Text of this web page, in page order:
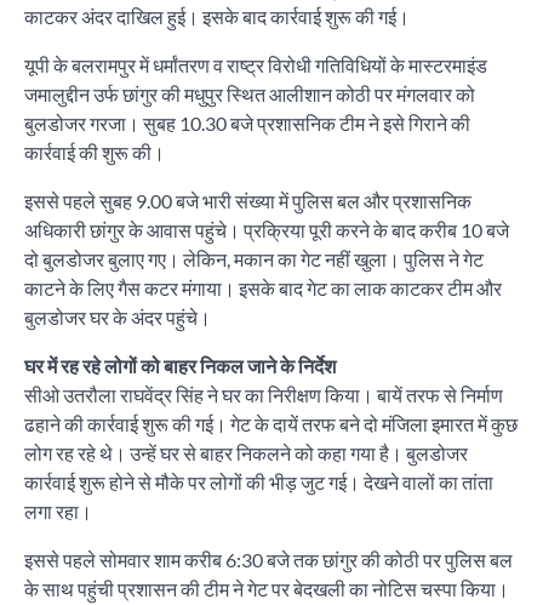
काटकर अंदर दाखिल हुई। इसके बाद कार्रवाई शुरू की गई।
यूपी के बलरामपुर में धर्मांतरण व राष्ट्र विरोधी गतिविधियों के मास्टरमाइंड
जमालुद्दीन उर्फ छांगुर की मधुपुर स्थित आलीशान कोठी पर मंगलवार को
बुलडोजर गरजा। सुबह 10.30 बजे प्रशासनिक टीम ने इसे गिराने की
कार्रवाई की शुरू की।
इससे पहले सुबह 9.00 बजे भारी संख्या में पुलिस बल और प्रशासनिक
अधिकारी छांगुर के आवास पहुंचे। प्रक्रिया पूरी करने के बाद करीब 10 बजे
दो बुलडोजर बुलाए गए। लेकिन, मकान का गेट नहीं खुला। पुलिस ने गेट
काटने के लिए गैस कटर मंगाया। इसके बाद गेट का लाक काटकर टीम और
बुलडोजर घर के अंदर पहुंचे।
घर में रह रहे लोगों को बाहर निकल जाने के निर्देश
सीओ उतरौला राघवेंद्र सिंह ने घर का निरीक्षण किया। बायें तरफ से निर्माण
ढहाने की कार्रवाई शुरू की गई। गेट के दायें तरफ बने दो मंजिला इमारत में कुछ
लोग रह रहे थे। उन्हें घर से बाहर निकलने को कहा गया है। बुलडोजर
कार्रवाई शुरू होने से मौके पर लोगों की भीड़ जुट गई। देखने वालों का तांता
लगा रहा।
इससे पहले सोमवार शाम करीब 6:30 बजे तक छांगुर की कोठी पर पुलिस बल
के साथ पहुंची प्रशासन की टीम ने गेट पर बेदखली का नोटिस चस्पा किया।